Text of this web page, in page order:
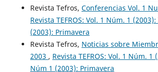
Revista Tefros, Conferencias Vol. 1
Revista TEFROS: Vol. 1 Núm. 1
(2003): Primavera
Revista Tefros, Noticias sobre
2003 , Revista TEFROS: Vol. 1 Núm. 1
Núm 1 (2003): Primavera